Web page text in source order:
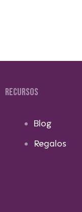
RECURSOS
Blog
Regalos